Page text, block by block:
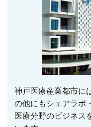
神戸医療産業都市に
の他にもシェアラボ
医療分野のビジネス